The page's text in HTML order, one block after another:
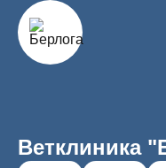
Ветклиника